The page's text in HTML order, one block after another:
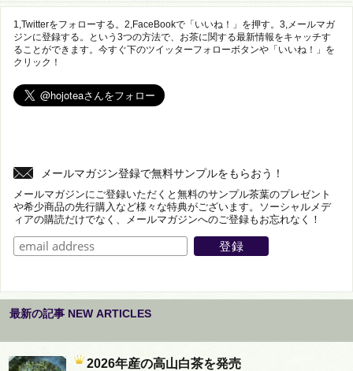
1,Twitterをフォローする。2,FaceBookで「いいね！」を押す。3,メールマガ
ジンに登録する。という3つの方法で、お茶に関する最新情報をキャッチす
ることができます。今すぐ下のツイッターフォローボタンや「いいね！」を
クリック！
メールマガジン登録で無料サンプルをもらおう！
メールマガジンにご登録いただくと無料のサンプル茶葉のプレゼント
や希少商品の先行購入など様々な特典がございます。ソーシャルメデ
ィアの購読だけでなく、メールマガジンへのご登録もお忘れなく！
最新の記事 NEW ARTICLES
2026年産の高山白茶を発売